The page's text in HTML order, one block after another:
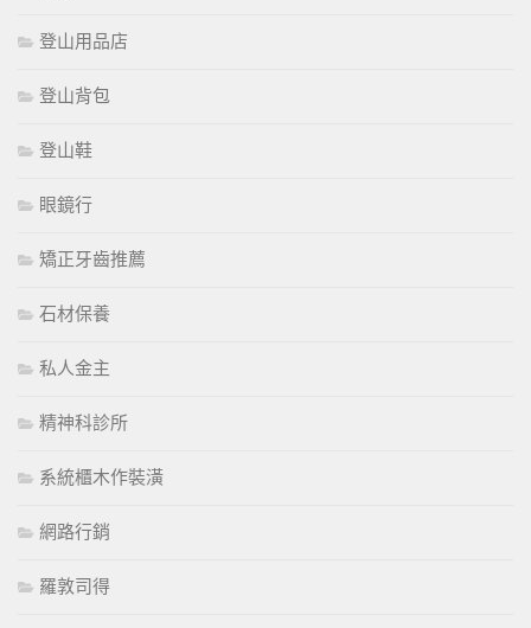
登山用品店
登山背包
登山鞋
眼鏡行
矯正牙齒推薦
石材保養
私人金主
精神科診所
系統櫃木作裝潢
網路行銷
羅敦司得